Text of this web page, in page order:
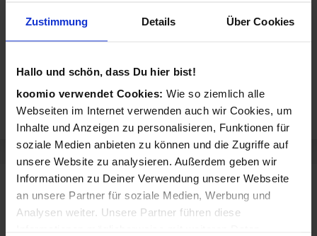
Zustimmung Details Über Cookies
Hallo und schön, dass Du hier bist!
koomio verwendet Cookies: Wie so ziemlich alle
Webseiten im Internet verwenden auch wir Cookies, um
Inhalte und Anzeigen zu personalisieren, Funktionen für
soziale Medien anbieten zu können und die Zugriffe auf
unsere Website zu analysieren. Außerdem geben wir
Informationen zu Deiner Verwendung unserer Webseite
an unsere Partner für soziale Medien, Werbung und
Analysen weiter. Unsere Partner führen diese
Sortiment von Bang & Olufsen
Bang & Olufsen verkauft Produkte aus diesen Kategorien: